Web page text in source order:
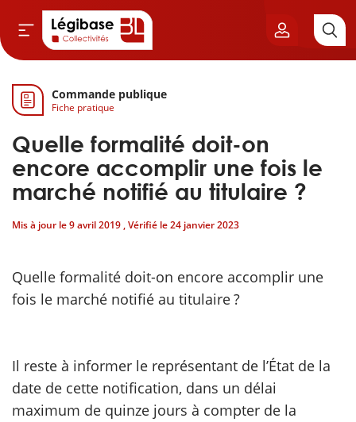
& Cimetières
& Élu local
& Finances locales
Commande publique
Fiche pratique
Quelle formalité doit-on
encore accomplir une fois le
marché notifié au titulaire ?
Mis à jour le9 avril 2019 , Vérifié le24 janvier 2023
Quelle formalité doit-on encore accomplir une
fois le marché notifié au titulaire ?
Il reste à informer le représentant de l’État de la
date de cette notification, dans un délai
maximum de quinze jours à compter de la